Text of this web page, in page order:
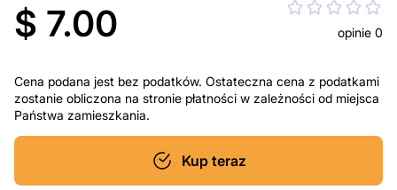
$ 7.00 opinie 0
Cena podana jest bez podatków. Ostateczna cena z podatkami
zostanie obliczona na stronie płatności w zależności od miejsca
Państwa zamieszkania.
Kup teraz